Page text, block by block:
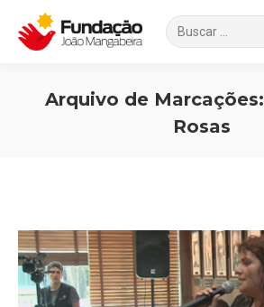
Search:
Arquivo de Marcações:
Rosas